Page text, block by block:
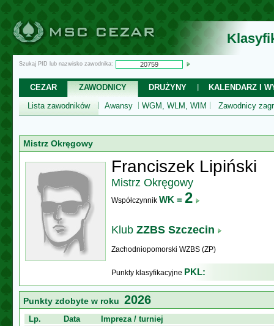
Szukaj PID lub nazwisko zawodnika:
CEZAR ZAWODNICY DRUŻYNY
KALENDARZ I
Lista zawodników
Awansy WGM, WLM, WIM Zawodnicy
Mistrz Okręgowy
Franciszek Lipiński
Mistrz Okręgowy
Współczynnik WK = 2
Klub ZZBS Szczecin
Zachodniopomorski WZBS (ZP)
Punkty klasyfikacyjne PKL:
Punkty zdobyte w roku 2026
Lp. Data Impreza / turniej